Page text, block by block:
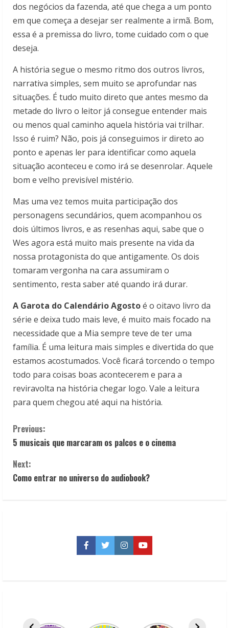
dos negócios da fazenda, até que chega a um ponto
em que começa a desejar ser realmente a irmã. Bom,
essa é a premissa do livro, tome cuidado com o que
deseja.
A história segue o mesmo ritmo dos outros livros,
narrativa simples, sem muito se aprofundar nas
situações. É tudo muito direto que antes mesmo da
metade do livro o leitor já consegue entender mais
ou menos qual caminho aquela história vai trilhar.
Isso é ruim? Não, pois já conseguimos ir direto ao
ponto e apenas ler para identificar como aquela
situação aconteceu e como irá se desenrolar. Aquele
bom e velho previsível mistério.
Mas uma vez temos muita participação dos
personagens secundários, quem acompanhou os
dois últimos livros, e as resenhas aqui, sabe que o
Wes agora está muito mais presente na vida da
nossa protagonista do que antigamente. Os dois
tomaram vergonha na cara assumiram o
sentimento, resta saber até quando irá durar.
A Garota do Calendário Agostoé o oitavo livro da
série e deixa tudo mais leve, é muito mais focado na
necessidade que a Mia sempre teve de ter uma
família. É uma leitura mais simples e divertida do que
estamos acostumados. Você ficará torcendo o tempo
todo para coisas boas acontecerem e para a
reviravolta na história chegar logo. Vale a leitura
para quem chegou até aqui na história.
C
o
n
Previous:
5 musicais que marcaram os palcos e o cinema
Next:
Como entrar no universo do audiobook?
Facebook
TwitterInstagramYouTube